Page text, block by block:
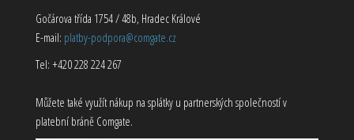
Gočárova třída 1754 / 48b, Hradec Králové
E-mail: platby-podpora@comgate.cz
Tel: +420 228 224 267
Můžete také využít nákup na splátky u partnerských společností v
platební bráně Comgate.